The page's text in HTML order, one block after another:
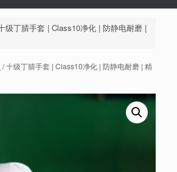
级丁腈手套 | Class10净化 | 防静电耐磨 |
/ 十级丁腈手套 | Class10净化 | 防静电耐磨 | 精